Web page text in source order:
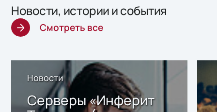
Новости, истории и события
Смотреть все
Новости
Серверы «Инферит